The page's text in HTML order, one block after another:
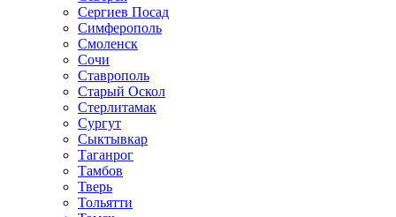
Сергиев Посад
Симферополь
Смоленск
Сочи
Ставрополь
Старый Оскол
Стерлитамак
Сургут
Сыктывкар
Таганрог
Тамбов
Тверь
Тольятти